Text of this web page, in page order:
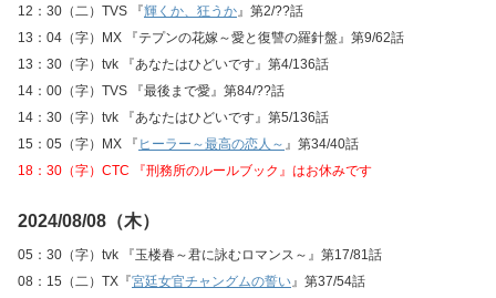
12：30（二）TVS 『輝くか、狂うか』第2/??話
13：04（字）MX 『テプンの花嫁～愛と復讐の羅針盤』第9/62話
13：30（字）tvk 『あなたはひどいです』第4/136話
14：00（字）TVS 『最後まで愛』第84/??話
14：30（字）tvk 『あなたはひどいです』第5/136話
15：05（字）MX 『 ヒーラー～最高の恋人～ 』第34/40話
18：30（字）CTC 『刑務所のルールブック』はお休みです
2024/08/08（木）
05：30（字）tvk 『玉楼春～君に詠むロマンス～』第17/81話
08：15（二）TX『宮廷女官チャングムの誓い』第37/54話